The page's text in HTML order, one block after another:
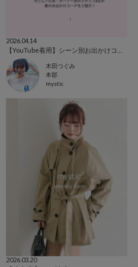
2026.04.14
木田つぐみ
本部
mystic
2026.03.20